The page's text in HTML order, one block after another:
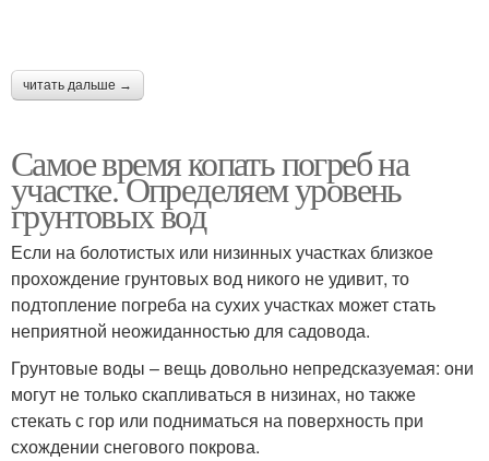
читать дальше →
Самое время копать погреб на
участке. Определяем уровень
грунтовых вод
Если на болотистых или низинных участках близкое
прохождение грунтовых вод никого не удивит, то
подтопление погреба на сухих участках может стать
неприятной неожиданностью для садовода.
Грунтовые воды – вещь довольно непредсказуемая: они
могут не только скапливаться в низинах, но также
стекать с гор или подниматься на поверхность при
схождении снегового покрова.